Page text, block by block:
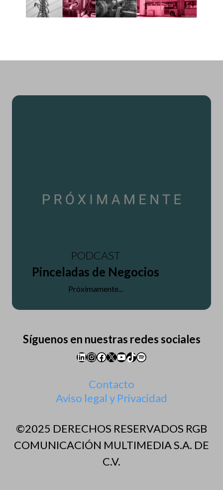
PODCAST
Pinceladas de Negocios
Próximamente...
Síguenos en nuestras redes sociales
LinkedIn
Instagram
Facebook
X YouTube
TikTok
Spotify
Contacto
Aviso legal y Privacidad
©2025 DERECHOS RESERVADOS RGB
COMUNICACIÓN MULTIMEDIA S.A. DE
C.V.